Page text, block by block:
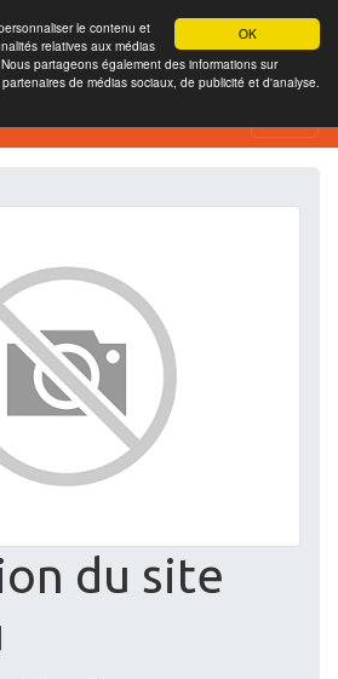
OK
le contenu et
relatives aux médias
partageons également des informations sur
de médias sociaux, de publicité et d'analyse.
du site